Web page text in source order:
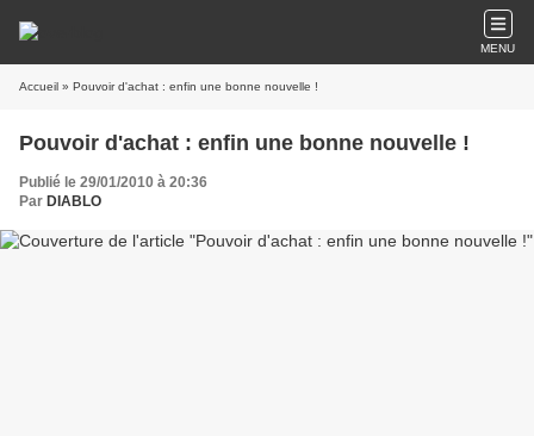
MENU
Accueil » Pouvoir d'achat : enfin une bonne nouvelle !
Pouvoir d'achat : enfin une bonne nouvelle !
Publié le 29/01/2010 à 20:36
Par DIABLO